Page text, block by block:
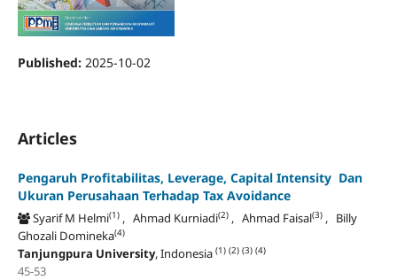
Published: 2025-10-02
Articles
Pengaruh Profitabilitas, Leverage, Capital Intensity Dan
Ukuran Perusahaan Terhadap Tax Avoidance
Syarif M Helmi(1), Ahmad Kurniadi(2), Ahmad Faisal(3), Billy
Ghozali Domineka(4)
Tanjungpura University, Indonesia (1) (2) (3) (4)
45-53